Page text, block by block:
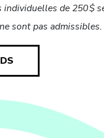
de 250 $
sont pas admissibles.